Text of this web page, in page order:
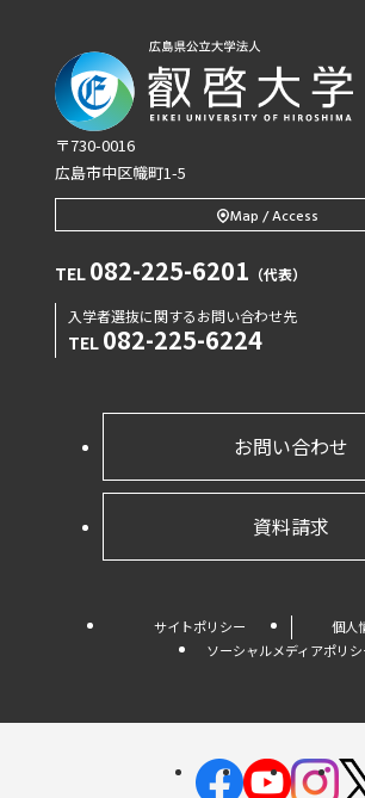
〒730-0016
広島市中区幟町1-5
Map / Access
TEL 082-225-6201 （代表）
入学者選抜に関するお問い合わせ先
TEL 082-225-6224
お問い合わせ
資料請求
サイトポリシー
個人
ソーシャルメディアポリシ